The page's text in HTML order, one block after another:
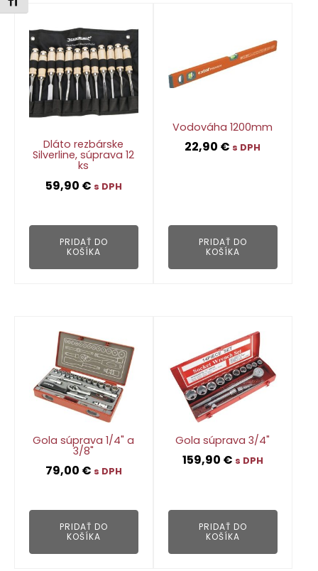
Dláto rezbárske
Silverline, súprava 12
ks
59,90 € s DPH
PRIDAŤ DO
KOŠÍKA
Vodováha 1200mm
22,90 € s DPH
PRIDAŤ DO
KOŠÍKA
Gola súprava 1/4" a
3/8"
79,00 € s DPH
PRIDAŤ DO
KOŠÍKA
Gola súprava 3/4"
159,90 € s DPH
PRIDAŤ DO
KOŠÍKA